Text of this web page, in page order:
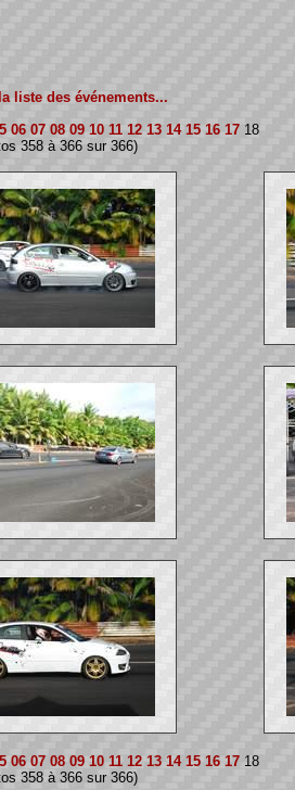
liste des événements...
06 07 08 09 10 11 12 13 14 15 16 1718
358 à 366 sur 366)
06 07 08 09 10 11 12 13 14 15 16 1718
358 à 366 sur 366)